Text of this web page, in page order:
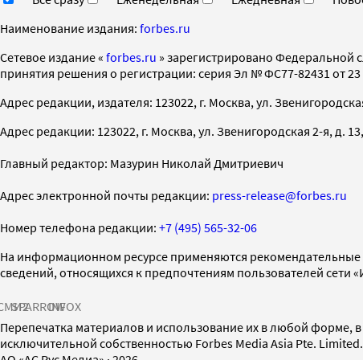
Наименование издания: forbes.ru
Cетевое издание « forbes.ru » зарегистрировано Федеральной
принятия решения о регистрации: серия Эл № ФС77-82431 от 23
Адрес редакции, издателя: 123022, г. Москва, ул.
Адрес редакции: 123022, г. Москва, ул. Звенигородская 2-я, д.
Главный редактор: Мазурин Николай Дмитриевич
Адрес электронной почты редакции: press-release@forbes.ru
Номер телефона редакции: +7 (495) 565-32-06
На информационном ресурсе применяются
сведений, относящихся к предпочтениям пользователей
SPARROWINFOX
Перепечатка материалов и использование их в любой форме,
исключительной собственностью Forbes Media Asia Pte.